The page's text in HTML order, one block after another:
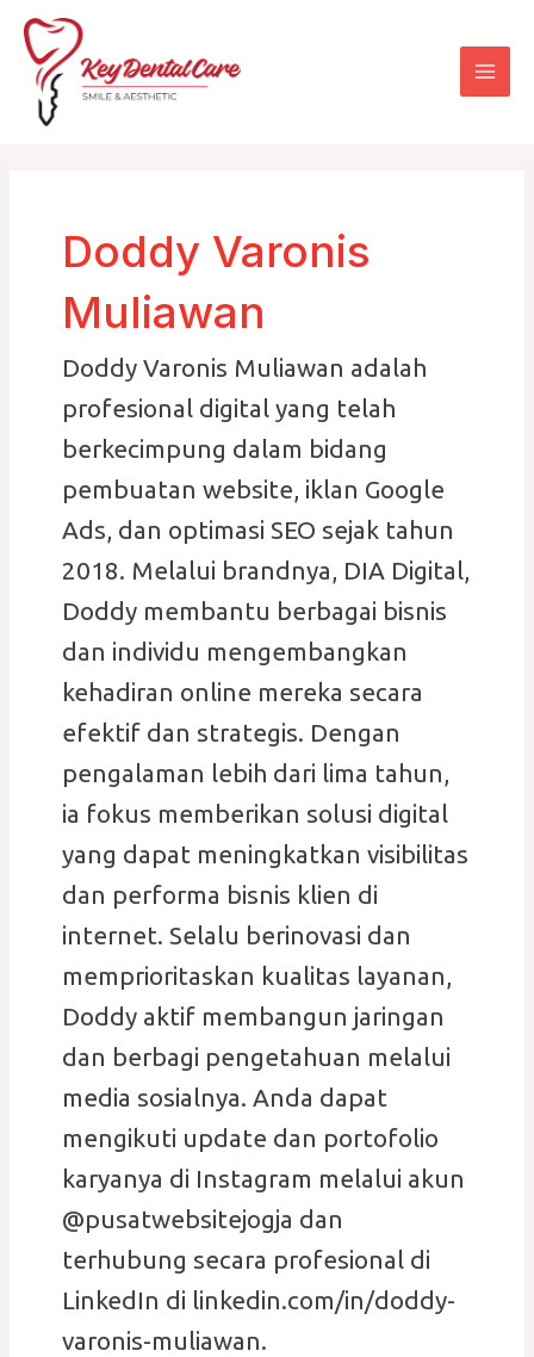
Skip
content
Doddy Varonis
Muliawan
Doddy Varonis Muliawan adalah
profesional digital yang telah
berkecimpung dalam bidang
pembuatan website, iklan Google
Ads, dan optimasi SEO sejak tahun
2018. Melalui brandnya, DIA Digital,
Doddy membantu berbagai bisnis
dan individu mengembangkan
kehadiran online mereka secara
efektif dan strategis. Dengan
pengalaman lebih dari lima tahun,
ia fokus memberikan solusi digital
yang dapat meningkatkan visibilitas
dan performa bisnis klien di
internet. Selalu berinovasi dan
memprioritaskan kualitas layanan,
Doddy aktif membangun jaringan
dan berbagi pengetahuan melalui
media sosialnya. Anda dapat
mengikuti update dan portofolio
karyanya di Instagram melalui akun
@pusatwebsitejogja dan
terhubung secara profesional di
LinkedIn di linkedin.com/in/doddy-
varonis-muliawan.